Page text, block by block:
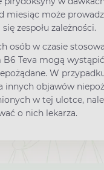
miesiąc może
zespołu zależności.
osób w czasie
Teva mogą
W
innych objawów
w tej ulotce,
o nich lekarza.